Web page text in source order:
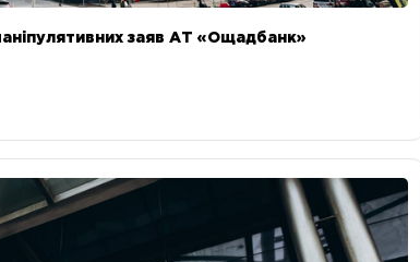
заяв АТ «Ощадбанк»